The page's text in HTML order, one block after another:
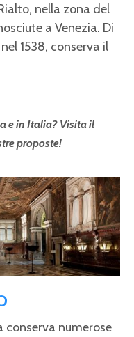
nella zona del
a Venezia. Di
1538, conserva il
e in Italia? Visita il
proposte!
conserva numerose